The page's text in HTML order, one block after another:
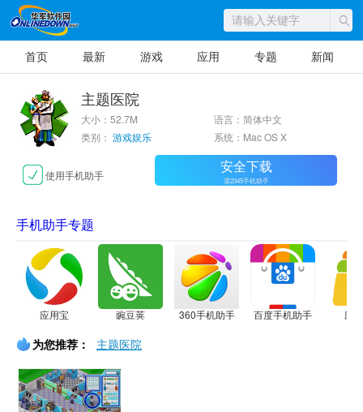
首页 最新 游戏 应用 专题 新闻
主题医院
大小：52.7M
语言：简体中文
类别： 游戏娱乐 系统：Mac OS X
使用手机助手 安全下载
需2345手机助手
手机助手专题
应用宝 豌豆荚 360手机助手 百度手机助手 应
为您推荐： 主题医院